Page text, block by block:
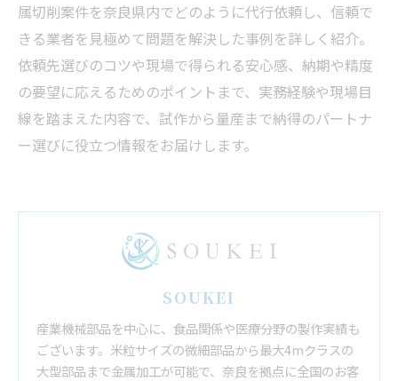
属切削案件を奈良県内でどのように代行依頼し、信頼で
きる業者を見極めて問題を解決した事例を詳しく紹介。
依頼先選びのコツや現場で得られる安心感、納期や精度
の要望に応えるためのポイントまで、実務経験や現場目
線を踏まえた内容で、試作から量産まで納得のパートナ
ー選びに役立つ情報をお届けします。
SOUKEI
産業機械部品を中心に、食品関係や医療分野の製作実績も
ございます。米粒サイズの微細部品から最大4mクラスの
大型部品まで金属加工が可能で、奈良を拠点に全国のお客